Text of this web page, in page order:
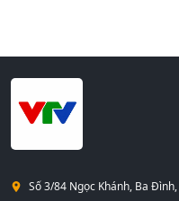
Số 3/84 Ngọc Khánh, Ba